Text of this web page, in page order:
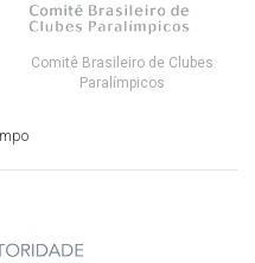
Comitê Brasileiro de Clubes
Paralímpicos